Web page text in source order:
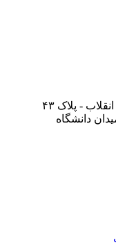
- پلاک ۴۳
دانشگاه